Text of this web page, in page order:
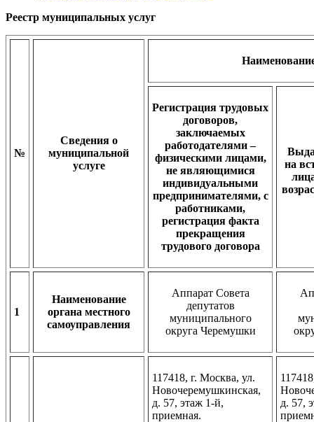
Реестр муниципальных услуг
№
Сведения о
муниципальной
услуге
Регистрация трудовых
договоров,
заключаемых
работодателями –
физическими лицами,
не являющимися
индивидуальными
предпринимателями, с
работниками,
регистрация факта
прекращения
трудового договора
на
1
Наименование
органа местного
самоуправления
Аппарат Совета
депутатов
муниципального
округа Черемушки
117418, г. Москва, ул.
Новочеремушкинская,
д. 57, этаж 1-й,
приемная.
д. 57,